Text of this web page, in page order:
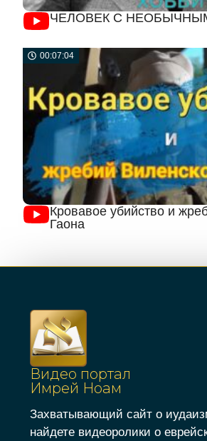
ЧЕЛОВЕК С
00:07:04
Кровавое убийство и
Гаона
Видео портал
Имрей Ноам
Захватывающий сайт о
найдете видеоролики о